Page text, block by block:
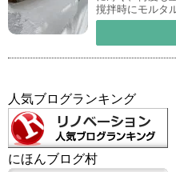
撹拌時にモルタ
人気ブログランキング
にほんブログ村